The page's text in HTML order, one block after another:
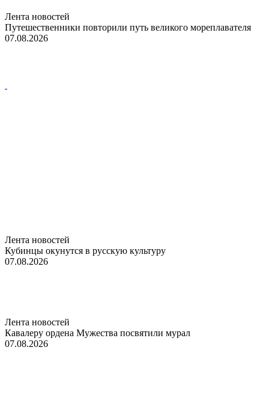
Лента новостей
Путешественники повторили путь великого мореплавателя
07.08.2026
Лента новостей
Кубинцы окунутся в русскую культуру
07.08.2026
Лента новостей
Кавалеру ордена Мужества посвятили мурал
07.08.2026